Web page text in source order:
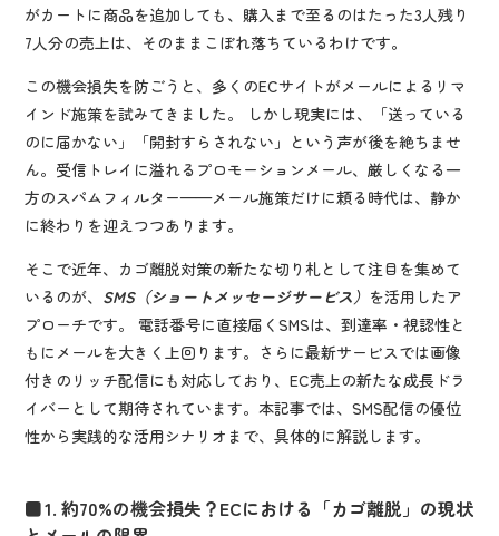
がカートに商品を追加しても、購入まで至るのはたった3人残り
7人分の売上は、そのままこぼれ落ちているわけです。
この機会損失を防ごうと、多くのECサイトがメールによるリマ
インド施策を試みてきました。 しかし現実には、「送っている
のに届かない」「開封すらされない」という声が後を絶ちませ
ん。受信トレイに溢れるプロモーションメール、厳しくなる一
方のスパムフィルター——メール施策だけに頼る時代は、静か
に終わりを迎えつつあります。
そこで近年、カゴ離脱対策の新たな切り札として注目を集めて
いるのが、 SMS（ショートメッセージサービス） を活用したア
プローチです。 電話番号に直接届くSMSは、到達率・視認性と
もにメールを大きく上回ります。さらに最新サービスでは画像
付きのリッチ配信にも対応しており、EC売上の新たな成長ドラ
イバーとして期待されています。本記事では、SMS配信の優位
性から実践的な活用シナリオまで、具体的に解説します。
1. 約70%の機会損失？ECにおける「カゴ離脱」の現状